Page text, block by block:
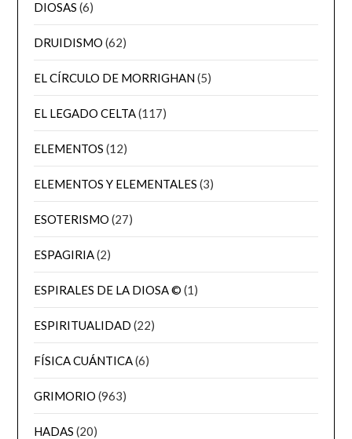
DIOSAS (6)
DRUIDISMO (62)
EL CÍRCULO DE MORRIGHAN(5)
EL LEGADO CELTA(117)
ELEMENTOS (12)
ELEMENTOS Y ELEMENTALES (3)
ESOTERISMO (27)
ESPAGIRIA(2)
ESPIRALES DE LA DIOSA © (1)
ESPIRITUALIDAD (22)
FÍSICA CUÁNTICA(6)
GRIMORIO (963)
HADAS (20)